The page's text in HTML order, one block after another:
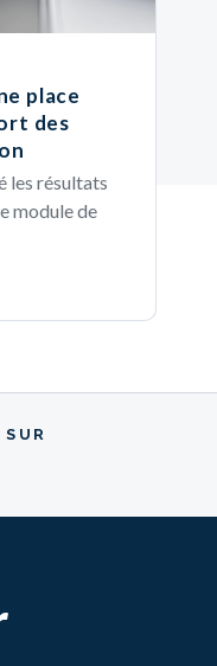
place
des
les résultats
module de